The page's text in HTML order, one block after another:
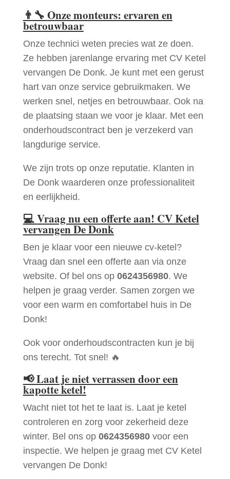
👨‍🔧 Onze monteurs: ervaren en
betrouwbaar
Onze technici weten precies wat ze doen.
Ze hebben jarenlange ervaring met CV Ketel
vervangen De Donk. Je kunt met een gerust
hart van onze service gebruikmaken. We
werken snel, netjes en betrouwbaar. Ook na
de plaatsing staan we voor je klaar. Met een
onderhoudscontract ben je verzekerd van
langdurige service.
We zijn trots op onze reputatie. Klanten in
De Donk waarderen onze professionaliteit
en eerlijkheid.
💻Vraag nu een offerte aan! CV Ketel
vervangen De Donk
Ben je klaar voor een nieuwe cv-ketel?
Vraag dan snel een offerte aan via onze
website. Of bel ons op 0624356980. We
helpen je graag verder. Samen zorgen we
voor een warm en comfortabel huis in De
Donk!
Ook voor onderhoudscontracten kun je bij
ons terecht. Tot snel! 🔥
📢Laat je niet verrassen door een
kapotte ketel!
Wacht niet tot het te laat is. Laat je ketel
controleren en zorg voor zekerheid deze
winter. Bel ons op 0624356980voor een
inspectie. We helpen je graag met CV Ketel
vervangen De Donk!